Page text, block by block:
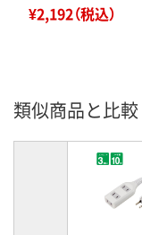
¥2,192（税込）
類似商品と比較